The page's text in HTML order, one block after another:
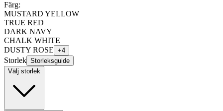
Färg:
MUSTARD YELLOW
TRUE RED
DARK NAVY
CHALK WHITE
DUSTY ROSE +4
Storlek Storleksguide
Välj storlek